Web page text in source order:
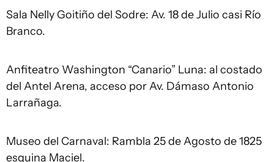
Sala Nelly Goitiño del Sodre: Av. 18 de Julio casi Río
Branco.
Anfiteatro Washington “Canario” Luna: al costado
del Antel Arena, acceso por Av. Dámaso Antonio
Larrañaga.
Museo del Carnaval: Rambla 25 de Agosto de 1825
esquina Maciel.